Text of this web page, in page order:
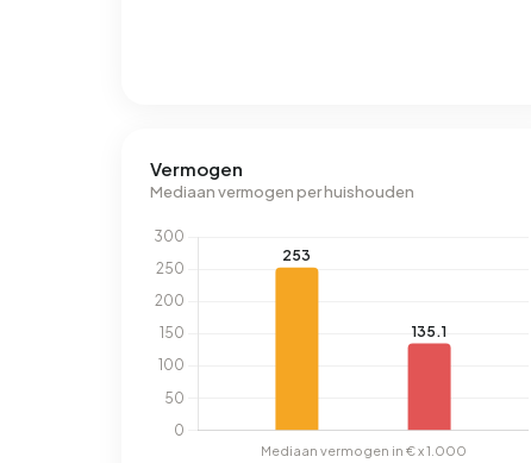
Vermogen
Mediaan vermogen per huishouden